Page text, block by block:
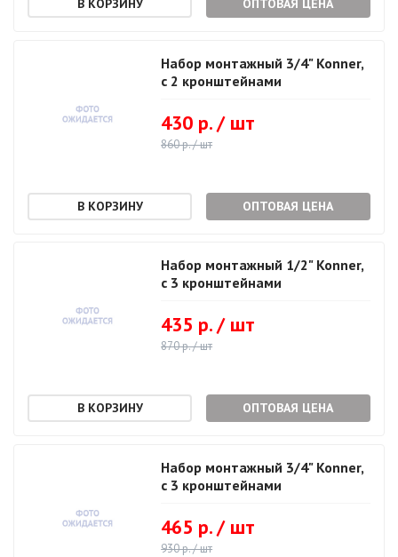
ОПТОВАЯ ЦЕНА
Набор монтажный 3/4" Konner,
с 2 кронштейнами
430 р. / шт
860 р. / шт
ОПТОВАЯ ЦЕНА
Набор монтажный 1/2" Konner,
с 3 кронштейнами
435 р. / шт
870 р. / шт
ОПТОВАЯ ЦЕНА
Набор монтажный 3/4" Konner,
с 3 кронштейнами
465 р. / шт
930 р. / шт